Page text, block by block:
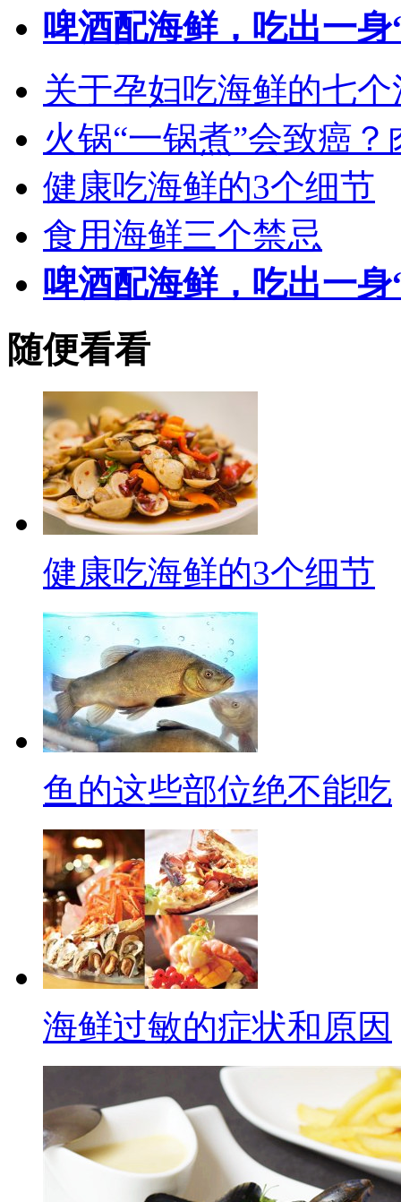
啤酒配海鲜，吃出一身
关于孕妇吃海鲜的七
火锅“一锅煮”会致癌
健康吃海鲜的3个细节
食用海鲜三个禁忌
啤酒配海鲜，吃出一身
随便看看
健康吃海鲜的3个细节
鱼的这些部位绝不能吃
海鲜过敏的症状和原因